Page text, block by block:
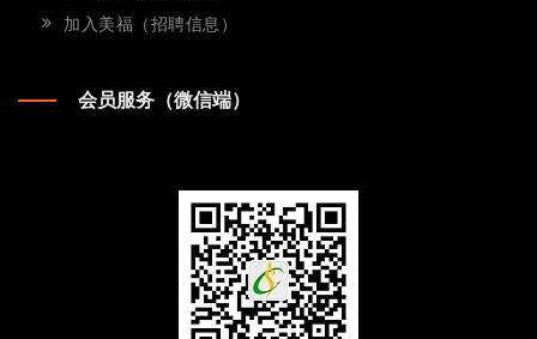
加入美福（招聘信息）
会员服务（微信端）